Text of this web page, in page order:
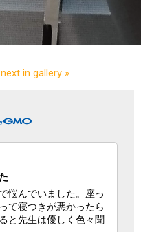
next in gallery »